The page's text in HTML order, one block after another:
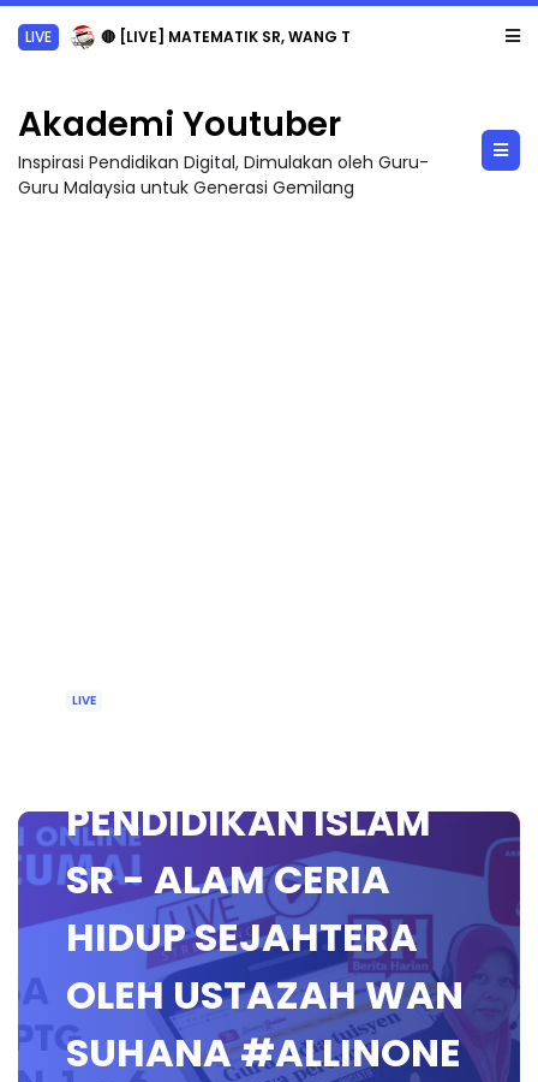
LIVE 🔴 [LIVE] MATEMATIK SR, WANG TAHUN 6 OLEH CIKGU ANITA #ALLINONE #141 #...
Akademi Youtuber
Inspirasi Pendidikan Digital, Dimulakan oleh Guru-
Guru Malaysia untuk Generasi Gemilang
LIVE
PENDIDIKAN ISLAM
SR - ALAM CERIA
HIDUP SEJAHTERA
OLEH USTAZAH WAN
SUHANA #ALLINONE